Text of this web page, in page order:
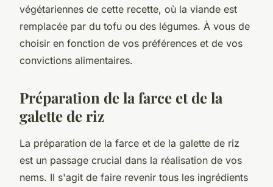
végétariennes de cette recette, où la viande est
remplacée par du tofu ou des légumes. À vous de
choisir en fonction de vos préférences et de vos
convictions alimentaires.
Préparation de la farce et de la
galette de riz
La préparation de la farce et de la galette de riz
est un passage crucial dans la réalisation de vos
nems. Il s'agit de faire revenir tous les ingrédients